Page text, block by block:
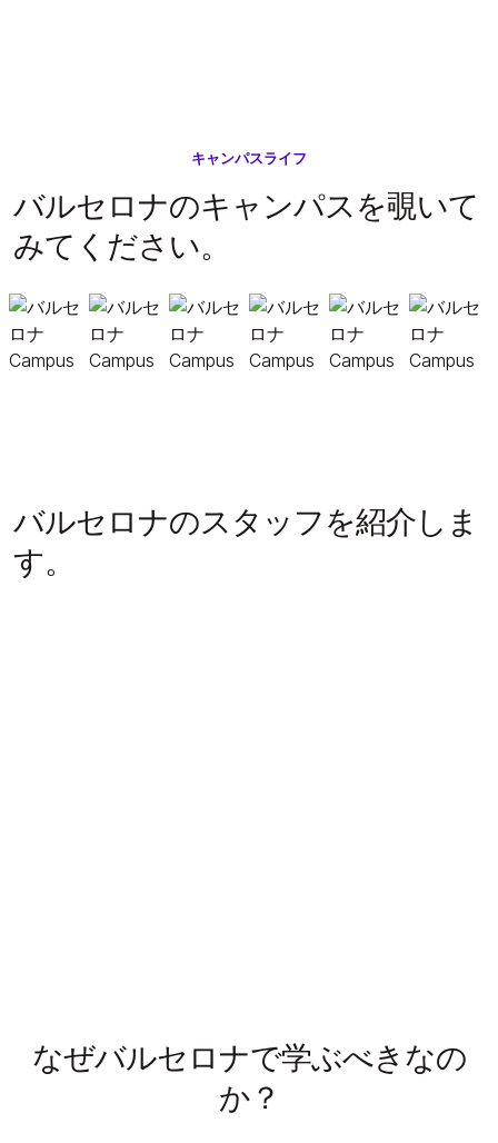
キャンパスライフ
バルセロナのキャンパスを覗いて
みてください。
バルセロナのスタッフを紹介しま
す。
なぜバルセロナで学ぶべきなの
か？